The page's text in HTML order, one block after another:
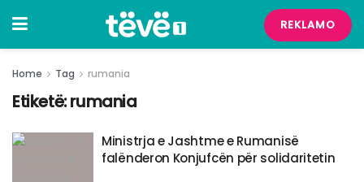
REKLAMO
Home Tag rumania
Etiketë:rumania
Ministrja e Jashtme e Rumanisë
falënderon Konjufcën për solidaritetin